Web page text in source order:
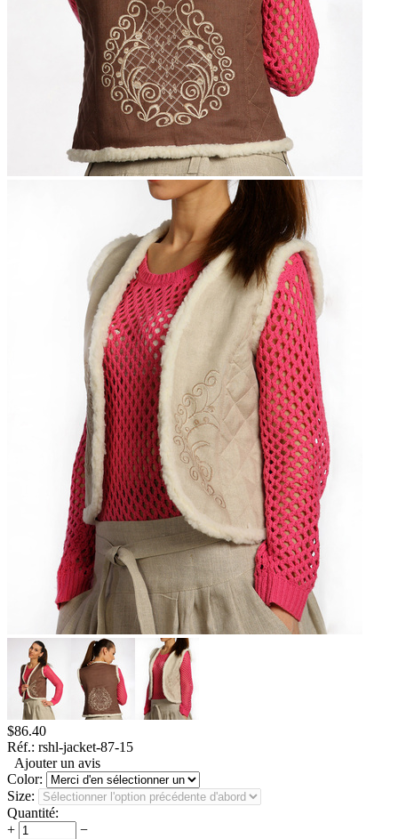
$86.40
Réf.: rshl-jacket-87-15
Ajouter un avis
Color:
Size:
Quantité:
+
−